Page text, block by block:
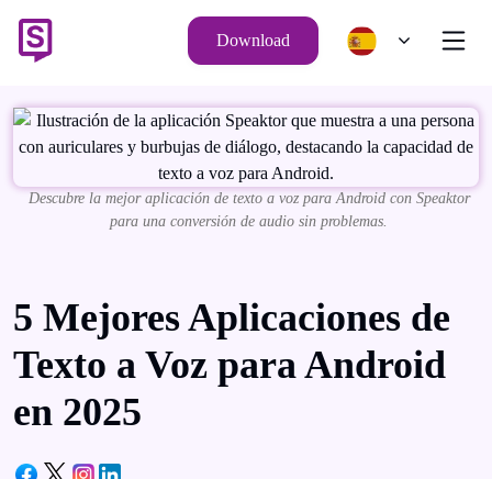
Download
Descubre la mejor aplicación de texto a voz para Android con Speaktor
para una conversión de audio sin problemas.
5 Mejores Aplicaciones de
Texto a Voz para Android
en 2025